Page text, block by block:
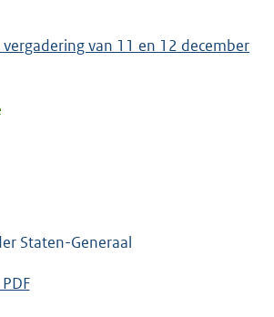
van 11 en 12 december
Staten-Generaal